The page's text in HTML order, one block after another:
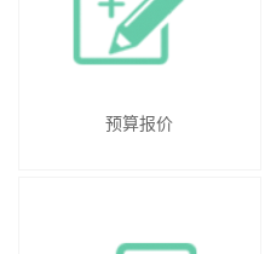
预算报价